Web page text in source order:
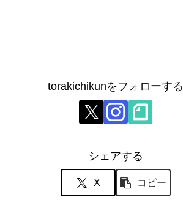
torakichikunをフォローする
シェアする
X コピー